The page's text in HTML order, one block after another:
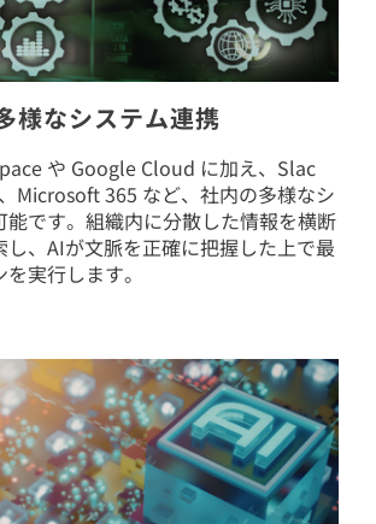
様なシステム連携
や Google Cloud に加え、Slac
Microsoft 365 など、社内の多様なシ
能です。組織内に分散した情報を横断
し、AIが文脈を正確に把握した上で最
実行します。